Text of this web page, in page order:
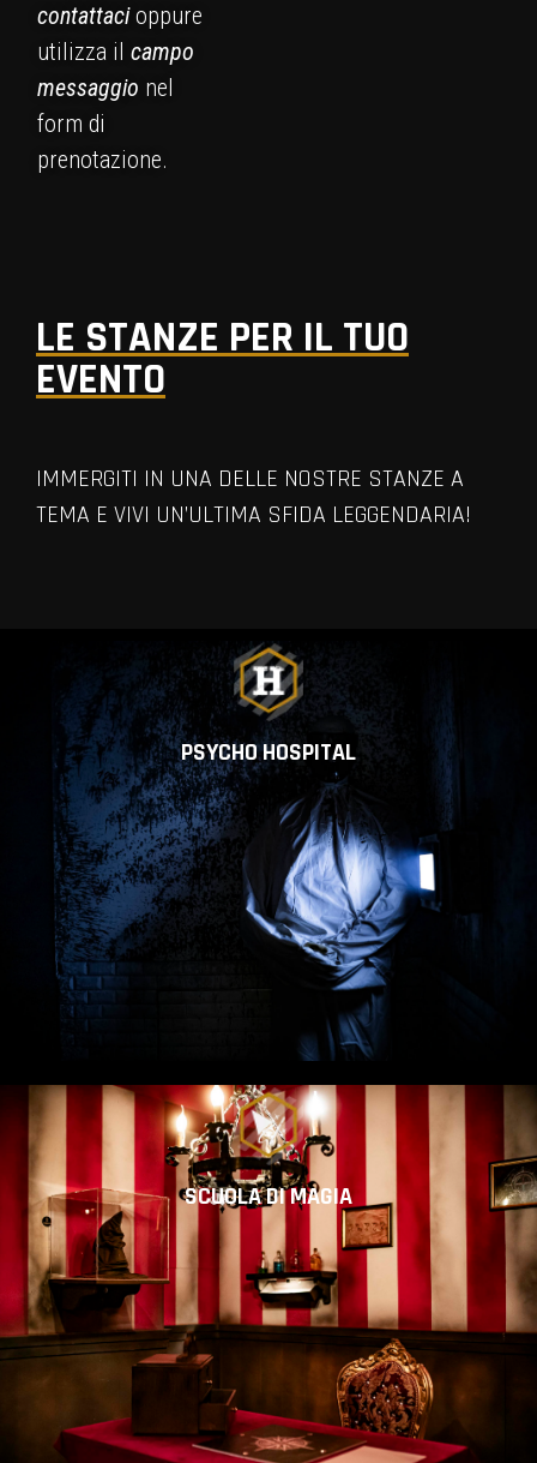
contattacioppure
utilizza il campo
messaggio nel
form di
prenotazione.
LE STANZE PER IL TUO
EVENTO
IMMERGITI IN UNA DELLE NOSTRE STANZE A
TEMA E VIVI UN’ULTIMA SFIDA LEGGENDARIA!
PSYCHO HOSPITAL
SCUOLA DI MAGIA